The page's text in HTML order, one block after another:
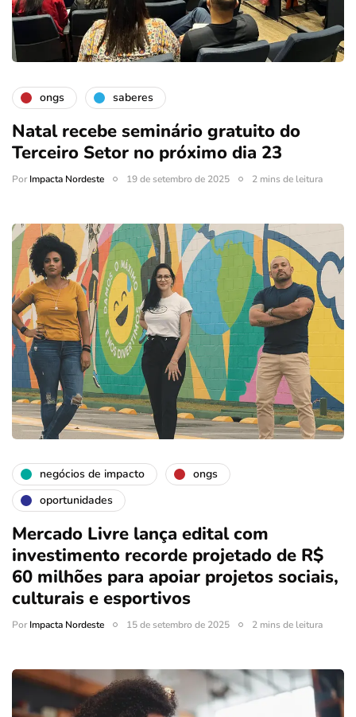
ongs saberes
Natal recebe seminário gratuito do
Terceiro Setor no próximo dia 23
PorImpacta Nordeste 19 de setembro de 2025 2 mins de leitura
negócios de impacto
ongs
oportunidades
Mercado Livre lança edital com
investimento recorde projetado de R$
60 milhões para apoiar projetos sociais,
culturais e esportivos
PorImpacta Nordeste 15 de setembro de 2025 2 mins de leitura